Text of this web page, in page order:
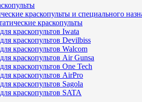
краскопульты и специального
краскопульты
краскопультов Iwata
краскопультов Devilbiss
краскопультов Walcom
краскопультов Air Gunsa
краскопультов One Tech
краскопультов AirPro
краскопультов Sagola
краскопультов SATA